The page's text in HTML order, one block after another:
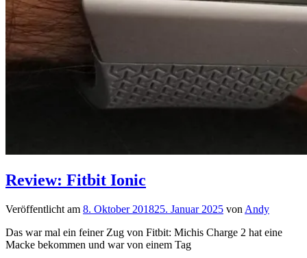
Review: Fitbit Ionic
Veröffentlicht am 8. Oktober 201825. Januar 2025 von Andy
Das war mal ein feiner Zug von Fitbit: Michis Charge 2 hat eine
Macke bekommen und war von einem Tag